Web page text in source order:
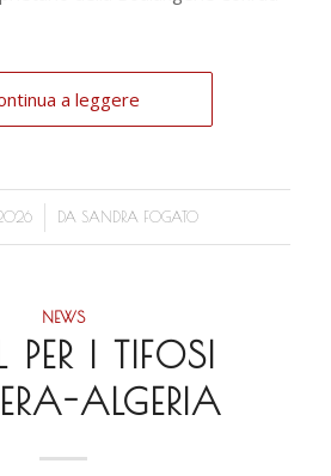
a leggere
DA SANDRA FOGATO
NEWS
PER I TIFOSI
ALGERIA